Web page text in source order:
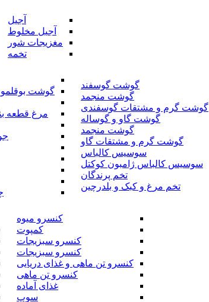
آجیل
آجیل مخلوط
مغزیجات شور
تخمه
گوشت گوسفند
گوشت منجمد
گوشت گرم و مشتقات گوسفندی
گوشت گاو و گوساله
گوشت منجمد
گوشت گرم و مشتقات گاو
سوسیس کالباس
سوسیس کالباس ژامبون کوکتل
تخم پرندگان
تخم مرغ و کبک و بلدرچین
گوشت
مرغ قطعه
کنسرو میوه
کمپوت
کنسرو سبزیجات
کنسرو سبزیجات
کنسرو تن ماهی و غذای دریایی
کنسرو تن ماهی
غذای آماده
سوپ